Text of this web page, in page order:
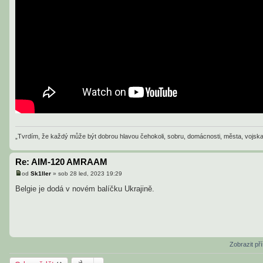
„Tvrdím, že každý může být dobrou hlavou čehokoli, sobru, domácnosti, města,
Re: AIM-120 AMRAAM
í
od Sk1ller » sob 28 led, 2023 19:29
Belgie je dodá v novém balíčku Ukrajině.
Zobrazit